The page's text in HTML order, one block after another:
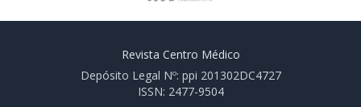
Revista Centro Médico
Depósito Legal Nº: ppi 201302DC4727
ISSN: 2477-9504